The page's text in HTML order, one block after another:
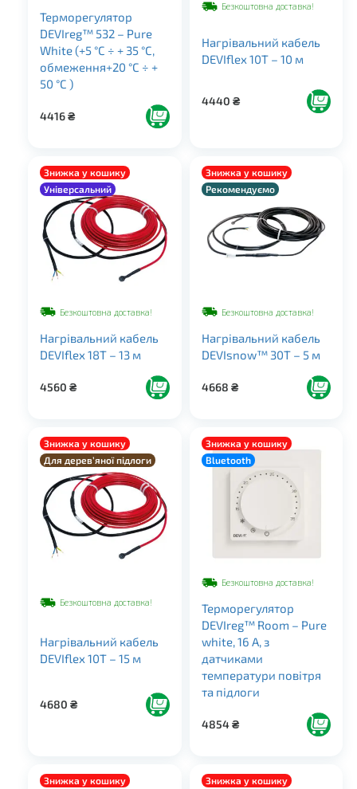
Терморегулятор
DEVIreg™ 532 – Pure
White (+5 °С ÷ + 35 °С,
обмеження+20 °С ÷ +
50 °С )
4416₴
Безкоштовна доставка!
Нагрівальний кабель
DEVIflex 10Т – 10 м
4440 ₴
Знижка у кошику
Універсальний
Безкоштовна доставка!
Нагрівальний кабель
DEVIflex 18T – 13 м
4560 ₴
Знижка у кошику
Рекомендуємо
Безкоштовна доставка!
Нагрівальний кабель
DEVIsnow™ 30T – 5 м
4668 ₴
Знижка у кошику
Для дерев’яної підлоги
Безкоштовна доставка!
Нагрівальний кабель
DEVIflex 10Т – 15 м
4680 ₴
Знижка у кошику
Bluetooth
Безкоштовна доставка!
Терморегулятор
DEVIreg™ Room – Pure
white, 16 А, з
датчиками
температури повітря
та підлоги
4854₴
Знижка у кошику Знижка у кошику